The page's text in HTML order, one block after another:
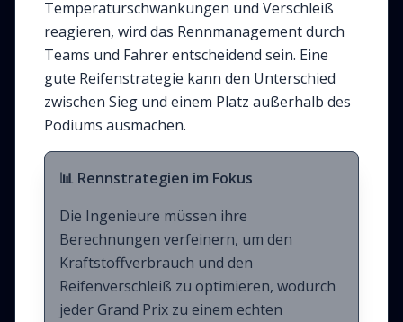
Temperaturschwankungen und Verschleiß
reagieren, wird das Rennmanagement durch
Teams und Fahrer entscheidend sein. Eine
gute Reifenstrategie kann den Unterschied
zwischen Sieg und einem Platz außerhalb des
Podiums ausmachen.
📊 Rennstrategien im Fokus
Die Ingenieure müssen ihre
Berechnungen verfeinern, um den
Kraftstoffverbrauch und den
Reifenverschleiß zu optimieren, wodurch
jeder Grand Prix zu einem echten